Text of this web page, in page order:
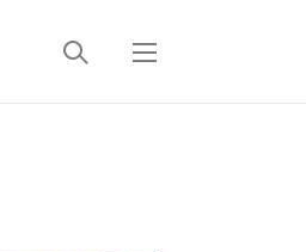
검
메